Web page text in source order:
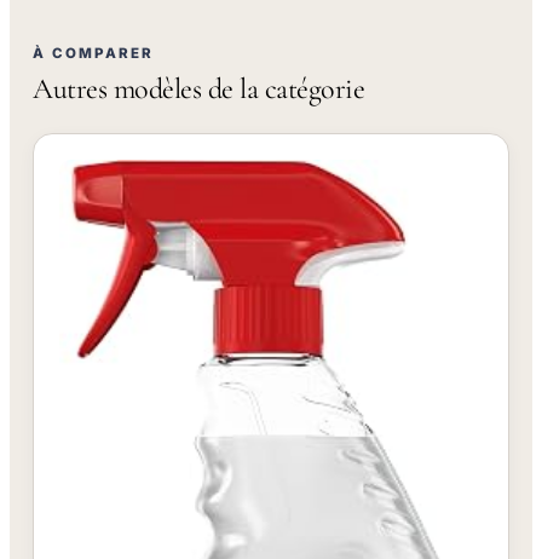
À COMPARER
Autres modèles de la catégorie